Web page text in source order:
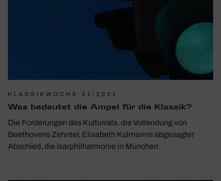
KLASSIKWOCHE 41/2021
Was bedeutet die Ampel für die Klassik?
Die Forderungen des Kulturrats, die Vollendung von
Beethovens Zehnter, Elisabeth Kulmanns abgesagter
Abschied, die Isarphilharmonie in München